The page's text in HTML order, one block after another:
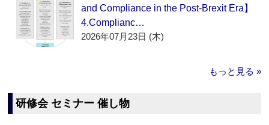
and Compliance in the Post-Brexit Era】
4.Complianc…
2026年07月23日 (木)
もっと見る »
研修会 セミナー 催し物